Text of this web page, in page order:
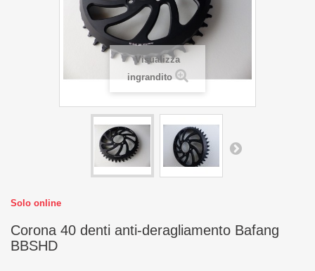
Visualizza
ingrandito
Solo online
Corona 40 denti anti-deragliamento Bafang
BBSHD